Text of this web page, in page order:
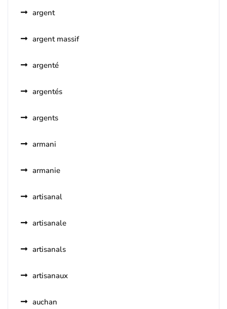
argent
argent massif
argenté
argentés
argents
armani
armanie
artisanal
artisanale
artisanals
artisanaux
auchan